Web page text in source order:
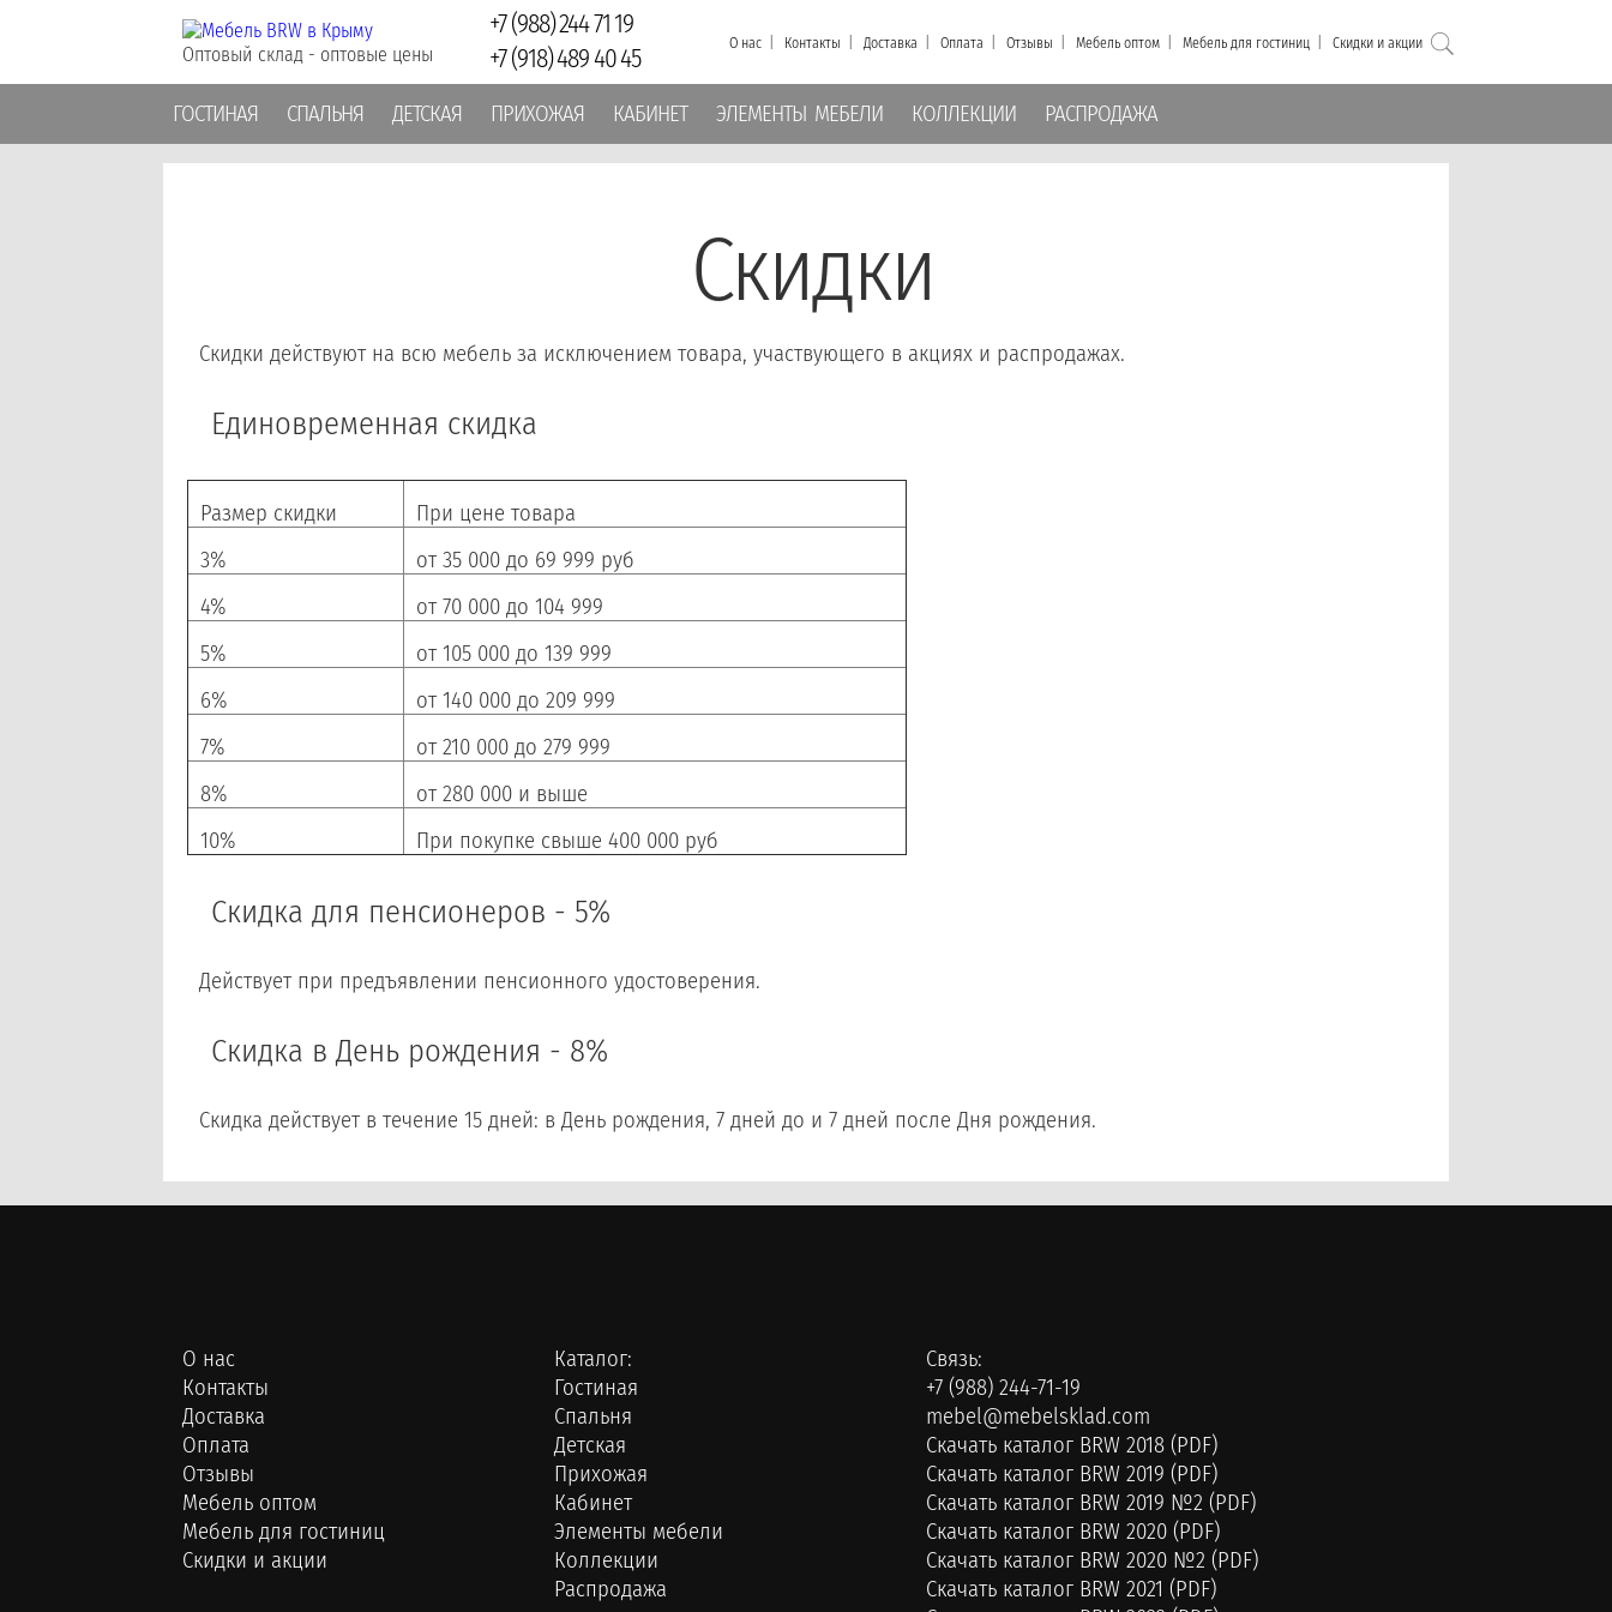
Оптовый склад - оптовые цены
+7 (988) 244 71 19
+7 (918) 489 40 45
О нас Контакты Доставка Оплата Отзывы Мебель оптом Мебель для гостиниц Скидки и акции
ГОСТИНАЯ СПАЛЬНЯ ДЕТСКАЯ ПРИХОЖАЯ КАБИНЕТ ЭЛЕМЕНТЫ МЕБЕЛИ КОЛЛЕКЦИИ РАСПРОДАЖА
Скидки
Скидки действуют на всю мебель за исключением товара, участвующего в акциях и распродажах.
Единовременная скидка
Размер скидки
При цене товара
3%
от 35 000 до 69 999 руб
4%
от 70 000 до 104 999
5%
от 105 000 до 139 999
6%
от 140 000 до 209 999
7%
от 210 000 до 279 999
8%
от 280 000 и выше
10%
При покупке свыше 400 000 руб
Скидка для пенсионеров - 5%
Действует при предъявлении пенсионного удостоверения.
Скидка в День рождения - 8%
Скидка действует в течение 15 дней: в День рождения, 7 дней до и 7 дней после Дня рождения.
О нас
Контакты
Доставка
Оплата
Отзывы
Мебель оптом
Мебель для гостиниц
Скидки и акции
Каталог:
Гостиная
Спальня
Детская
Прихожая
Кабинет
Элементы мебели
Коллекции
Распродажа
Связь:
+7 (988) 244-71-19
mebel@mebelsklad.com
Скачать каталог BRW 2018 (PDF)
Скачать каталог BRW 2019 (PDF)
Скачать каталог BRW 2019 №2 (PDF)
Скачать каталог BRW 2020 (PDF)
Скачать каталог BRW 2020 №2 (PDF)
Скачать каталог BRW 2021 (PDF)